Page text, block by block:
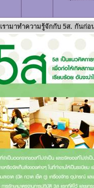
เรามาทำความรู้จักกับ 5ส. กันก่อ